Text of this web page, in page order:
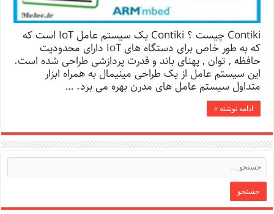
Contiki چیست ؟ Contiki یک سیستم عامل IoT است که
که به طور خاص برای دستگاه های IoT دارای محدودیت
حافظه , توان , پهنای باند و قدرت پردازشی طراحی شده است.
این سیستم عامل از یک طراحی مینیمال به همراه ابزار
متداول سیستم عامل های مدرن بهره می برد. …
ادامه نوشته »